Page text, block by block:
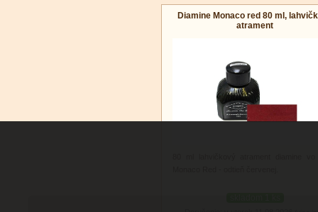
Diamine Monaco red 80 ml,
atrament